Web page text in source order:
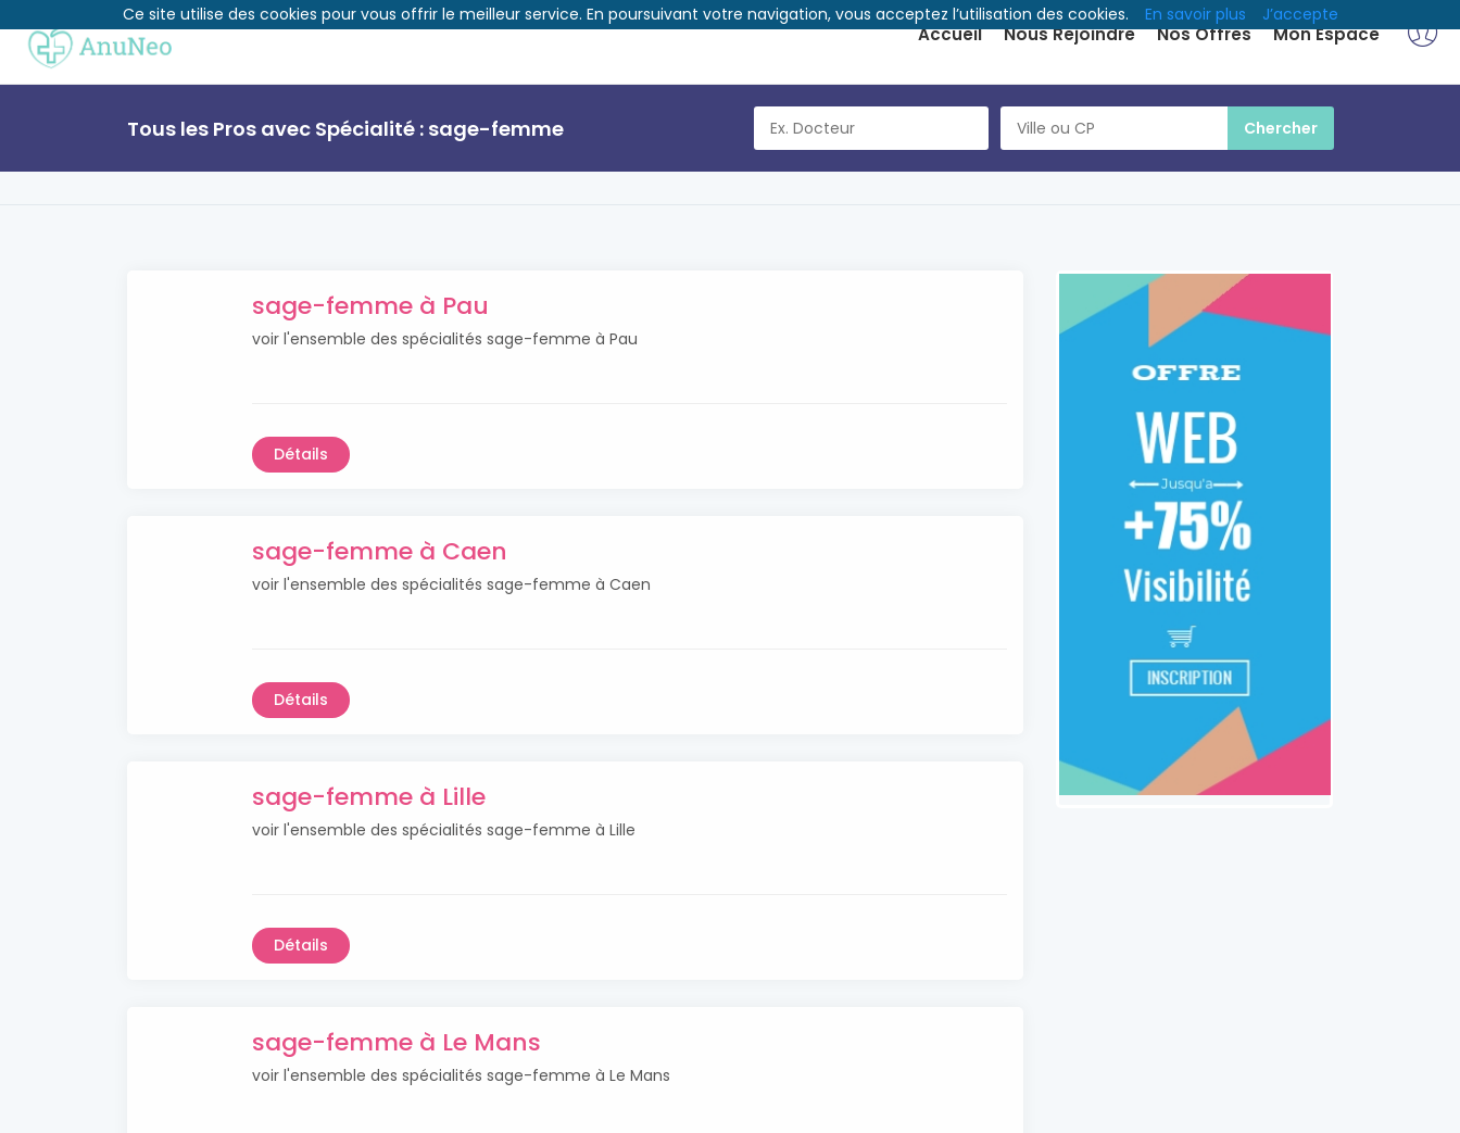
Accueil Nous Rejoindre Nos Offres Mon Espace
Tous les Pros avec Spécialité : sage-femme
sage-femme à Pau
voir l'ensemble des spécialités sage-femme à Pau
Détails
sage-femme à Caen
voir l'ensemble des spécialités sage-femme à Caen
Détails
sage-femme à Lille
voir l'ensemble des spécialités sage-femme à Lille
Détails
sage-femme à Le Mans
voir l'ensemble des spécialités sage-femme à Le Mans
Ce site utilise des cookies pour vous offrir le meilleur service. En poursuivant votre navigation, vous acceptez l’utilisation des cookies. En savoir plus J’accepte